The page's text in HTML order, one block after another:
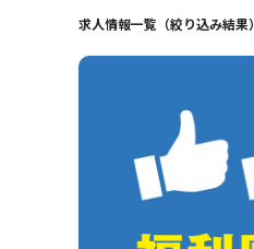
求人情報一覧（絞り込み結果）